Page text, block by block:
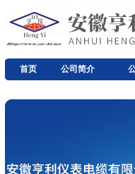
首页 公司简介